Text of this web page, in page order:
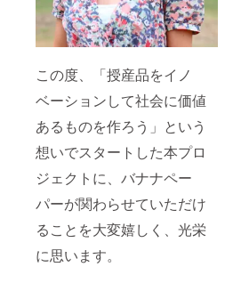
この度、「授産品をイノ
ベーションして社会に価値
あるものを作ろう」という
想いでスタートした本プロ
ジェクトに、バナナペー
パーが関わらせていただけ
ることを大変嬉しく、光栄
に思います。